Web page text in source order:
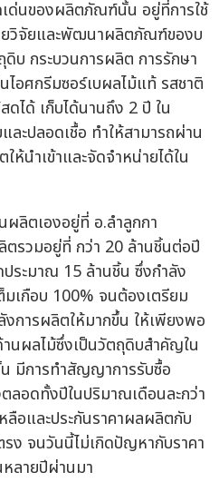
ด่นของผลิตภัณฑ์นั้น อยู่ที่การใช้
วิจัยและพัฒนาผลิตภัณฑ์ของบ
บ กระบวนการผลิต การรักษา
ศกรีมซอร์เบผลไม้แท้ รสชาติ
ได้ เก็บได้นานถึง 2 ปี ใน
ะปลอดเชื้อ ทำให้สามารถผ่าน
ห้นำเข้าและจัดจำหน่ายได้ใน
ผลิตเองอยู่ที่ อ.ลำลูกกา
ตรวมอยู่ที่ กว่า 20 ล้านชิ้นต่อปี
ประมาณ 15 ล้านชิ้น ซึ่งกำลัง
เกือบ 100% จนต้องเตรียม
งการผลิตให้มากขึ้น ให้เพียงพอ
นผลไม้ซึ่งเป็นวัตถุดิบสำคัญใน
มีการทำสัญญาการรับซื้อ
ลอดทั้งปีในปริมาณเดือนละกว่า
ลือและประกันราคาผลผลิตกับ
ง จนวันนี้ไม่เกิดปัญหากับราคา
ลายปีผ่านมา